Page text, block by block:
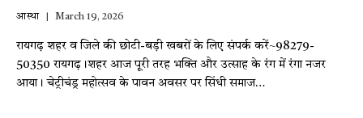
आस्था March 19, 2026
रायगढ़ शहर व जिले की छोटी-बड़ी खबरों के लिए संपर्क करें~98279-
50350 रायगढ़।शहर आज पूरी तरह भक्ति और उत्साह के रंग में रंगा नजर
आया। चेट्रीचंड्र महोत्सव के पावन अवसर पर सिंधी समाज…